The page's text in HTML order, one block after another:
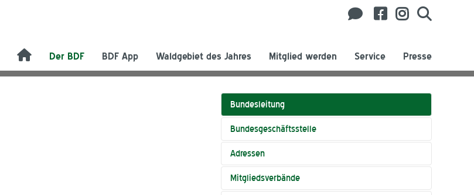
Der BDF BDF App Waldgebiet des Jahres Mitglied werden Service Presse
Bundesleitung
Bundesgeschäftsstelle
Adressen
Mitgliedsverbände